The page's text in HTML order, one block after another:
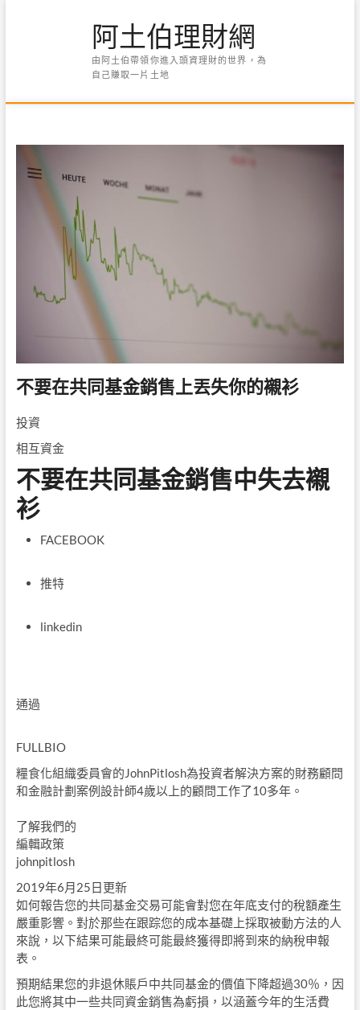
阿土伯理財網
由阿土伯帶領你進入頭資理財的世界，為
自己賺取一片土地
不要在共同基金銷售上丟失你的襯衫
投資
相互資金
不要在共同基金銷售中失去襯
衫
FACEBOOK
推特
linkedin
通過
FULLBIO
糧食化組織委員會的JohnPitlosh為投資者解決方案的財務顧問
和金融計劃案例設計師4歲以上的顧問工作了10多年。
了解我們的
編輯政策
johnpitlosh
2019年6月25日更新
如何報告您的共同基金交易可能會對您在年底支付的稅額產生
嚴重影響。對於那些在跟踪您的成本基礎上採取被動方法的人
來說，以下結果可能最終可能最終獲得即將到來的納稅申報
表。
預期結果您的非退休賬戶中共同基金的價值下降超過30％，因
此您將其中一些共同資金銷售為虧損，以涵蓋今年的生活費